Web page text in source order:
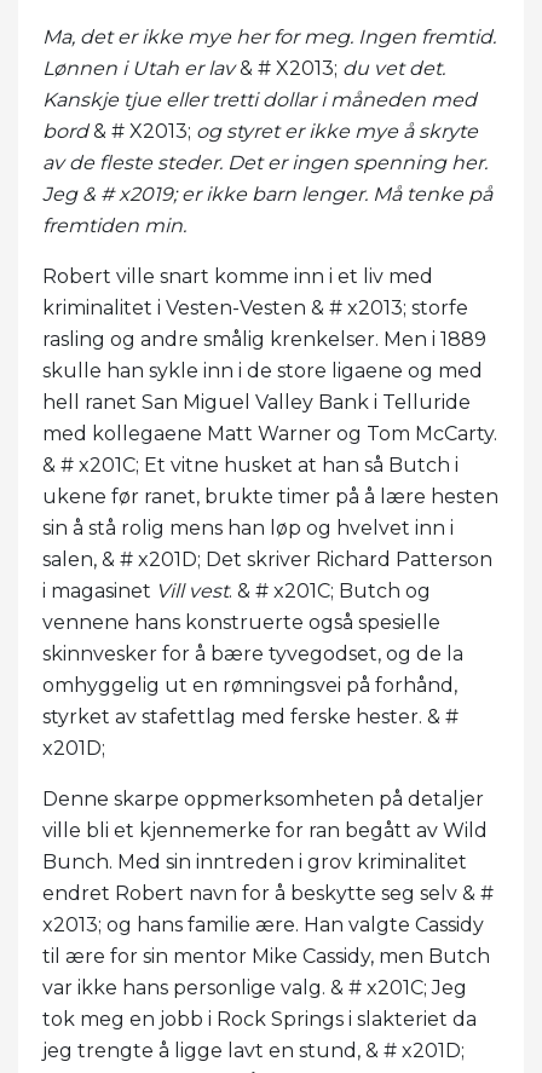
Ma, det er ikke mye her for meg. Ingen fremtid.
Lønnen i Utah er lav& # X2013; du vet det.
Kanskje tjue eller tretti dollar i måneden med
bord& # X2013; og styret er ikke mye å skryte
av de fleste steder. Det er ingen spenning her.
Jeg & # x2019; er ikke barn lenger. Må tenke på
fremtiden min.
Robert ville snart komme inn i et liv med
kriminalitet i Vesten-Vesten & # x2013; storfe
rasling og andre smålig krenkelser. Men i 1889
skulle han sykle inn i de store ligaene og med
hell ranet San Miguel Valley Bank i Telluride
med kollegaene Matt Warner og Tom McCarty.
& # x201C; Et vitne husket at han så Butch i
ukene før ranet, brukte timer på å lære hesten
sin å stå rolig mens han løp og hvelvet inn i
salen, & # x201D; Det skriver Richard Patterson
i magasinet Vill vest. & # x201C; Butch og
vennene hans konstruerte også spesielle
skinnvesker for å bære tyvegodset, og de la
omhyggelig ut en rømningsvei på forhånd,
styrket av stafettlag med ferske hester. & #
x201D;
Denne skarpe oppmerksomheten på detaljer
ville bli et kjennemerke for ran begått av Wild
Bunch. Med sin inntreden i grov kriminalitet
endret Robert navn for å beskytte seg selv & #
x2013; og hans familie ære. Han valgte Cassidy
til ære for sin mentor Mike Cassidy, men Butch
var ikke hans personlige valg. & # x201C; Jeg
tok meg en jobb i Rock Springs i slakteriet da
jeg trengte å ligge lavt en stund, & # x201D;